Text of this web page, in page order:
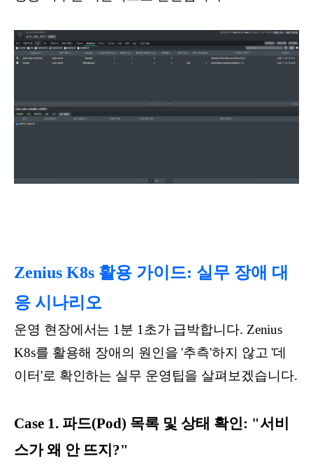
Zenius K8s 활용 가이드: 실무 장애 대
응 시나리오
운영 현장에서는 1분 1초가 급박합니다. Zenius
K8s를 활용해 장애의 원인을 '추측'하지 않고 '데
이터'로 확인하는 실무 운영팁을 살펴보겠습니다.
Case 1. 파드(Pod) 목록 및 상태 확인: "서비
스가 왜 안 뜨지?"